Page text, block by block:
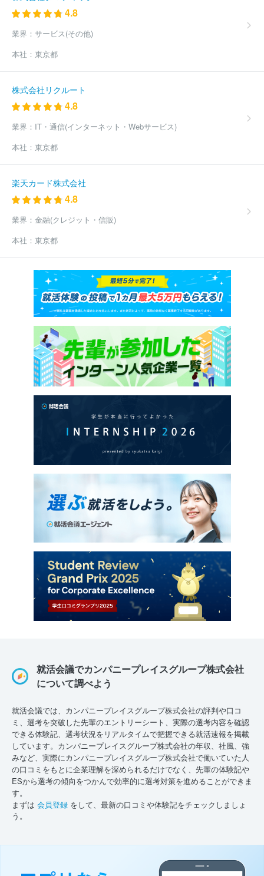
4.8
業界： サービス(その他)
本社： 東京都
株式会社リクルート
4.8
業界： IT・通信(インターネット・Webサービス)
本社： 東京都
楽天カード株式会社
4.8
業界： 金融(クレジット・信販)
本社： 東京都
就活会議でカンパニープレイスグループ株式会社
について調べよう
就活会議では、カンパニープレイスグループ株式会社の評判や口コ
ミ、選考を突破した先輩のエントリーシート、実際の選考内容を確認
できる体験記、選考状況をリアルタイムで把握できる就活速報を掲載
しています。カンパニープレイスグループ株式会社の年収、社風、強
みなど、実際にカンパニープレイスグループ株式会社で働いていた人
の口コミをもとに企業理解を深められるだけでなく、先輩の体験記や
ESから選考の傾向をつかんで効率的に選考対策を進めることができま
す。
まずは 会員登録 をして、最新の口コミや体験記をチェックしましょ
う。